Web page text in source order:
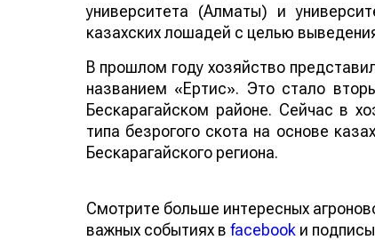
университета (Алматы) и
казахских лошадей с целью
В прошлом году хозяйство
названием «Ертис». Это стало
Бескарагайском районе. Сейчас в
типа безрогого скота на основе
Бескарагайского региона.
Смотрите больше интересных
важных событиях в facebook и